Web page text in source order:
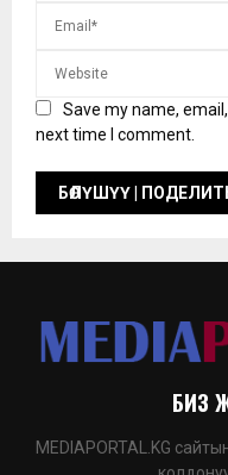
Save my name,
next time I comment.
БИЗ
MEDIAPORTAL.KG